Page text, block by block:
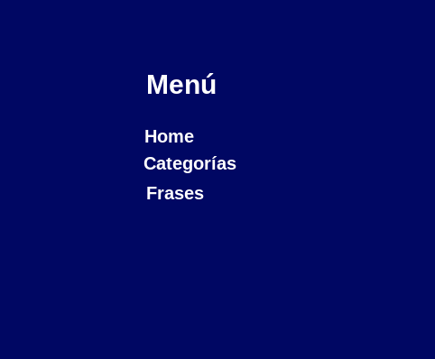
Menú
Home
Categorías
Frases